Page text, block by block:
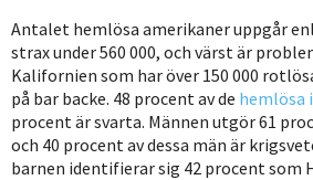
Antalet hemlösa amerikaner uppgår
strax under 560 000, och värst är
Kalifornien som har över 150 000
på bar backe. 48 procent av de hemlösa i
procent är svarta. Männen utgör 61
och 40 procent av dessa män är
barnen identifierar sig 42 procent som